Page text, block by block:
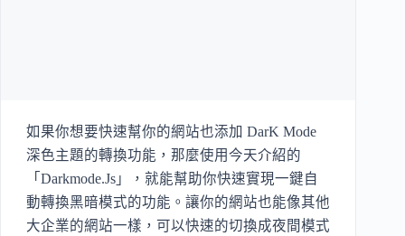
如果你想要快速幫你的網站也添加 DarK Mode
深色主題的轉換功能，那麼使用今天介紹的
「Darkmode.Js」，就能幫助你快速實現一鍵自
動轉換黑暗模式的功能。讓你的網站也能像其他
大企業的網站一樣，可以快速的切換成夜間模式